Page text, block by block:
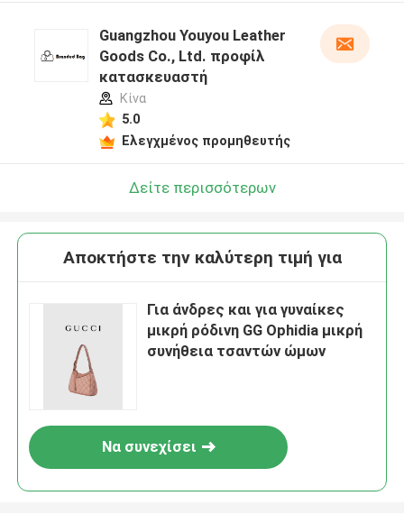
Guangzhou Youyou Leather
Goods Co., Ltd. προφίλ
κατασκευαστή
Κίνα
5.0
Ελεγχμένος προμηθευτής
Δείτε περισσότερων
Αποκτήστε την καλύτερη τιμή για
Για άνδρες και για γυναίκες
μικρή ρόδινη GG Ophidia μικρή
συνήθεια τσαντών ώμων
Να συνεχίσει